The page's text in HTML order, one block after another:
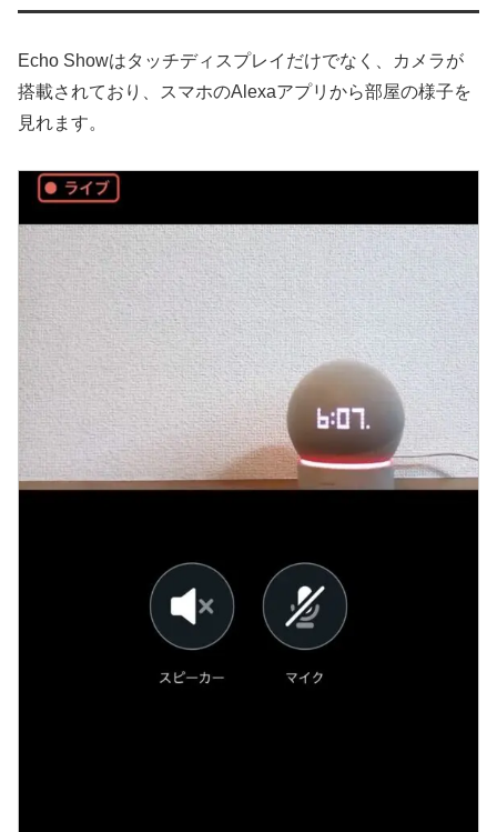
Echo Showはタッチディスプレイだけでなく、カメラが
搭載されており、スマホのAlexaアプリから部屋の様子を
見れます。